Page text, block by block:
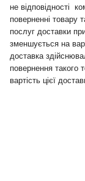
не відповідності
поверненні товару
послуг доставки
зменшується на
доставка
повернення такого
вартість цієї